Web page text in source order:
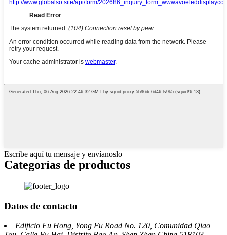
Escribe aquí tu mensaje y envíanoslo
Categorías de productos
Datos de contacto
Edificio Fu Hong, Yong Fu Road No. 120, Comunidad Qiao